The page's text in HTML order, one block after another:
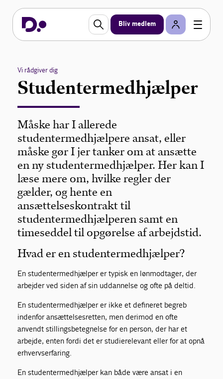
Bliv medlem
Vi rådgiver dig
Studentermedhjælper
Måske har I allerede
studentermedhjælpere ansat, eller
måske gør I jer tanker om at ansætte
en ny studentermedhjælper. Her kan I
læse mere om, hvilke regler der
gælder, og hente en
ansættelseskontrakt til
studentermedhjælperen samt en
timeseddel til opgørelse af arbejdstid.
Hvad er en studentermedhjælper?
En studentermedhjælper er typisk en lønmodtager, der
arbejder ved siden af sin uddannelse og ofte på deltid.
En studentermedhjælper er ikke et defineret begreb
indenfor ansættelsesretten, men derimod en ofte
anvendt stillingsbetegnelse for en person, der har et
arbejde, enten fordi det er studierelevant eller for at opnå
erhvervserfaring.
En studentermedhjælper kan både være ansat i en